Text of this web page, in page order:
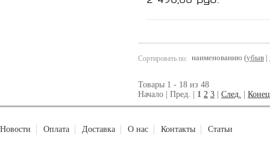
Сортировать по: наименованию (убыв |
Товары 1 - 18 из 48
Начало | Пред. | 1 2 3 След. Конец
Новости Оплата Доставка О нас Контакты Статьи